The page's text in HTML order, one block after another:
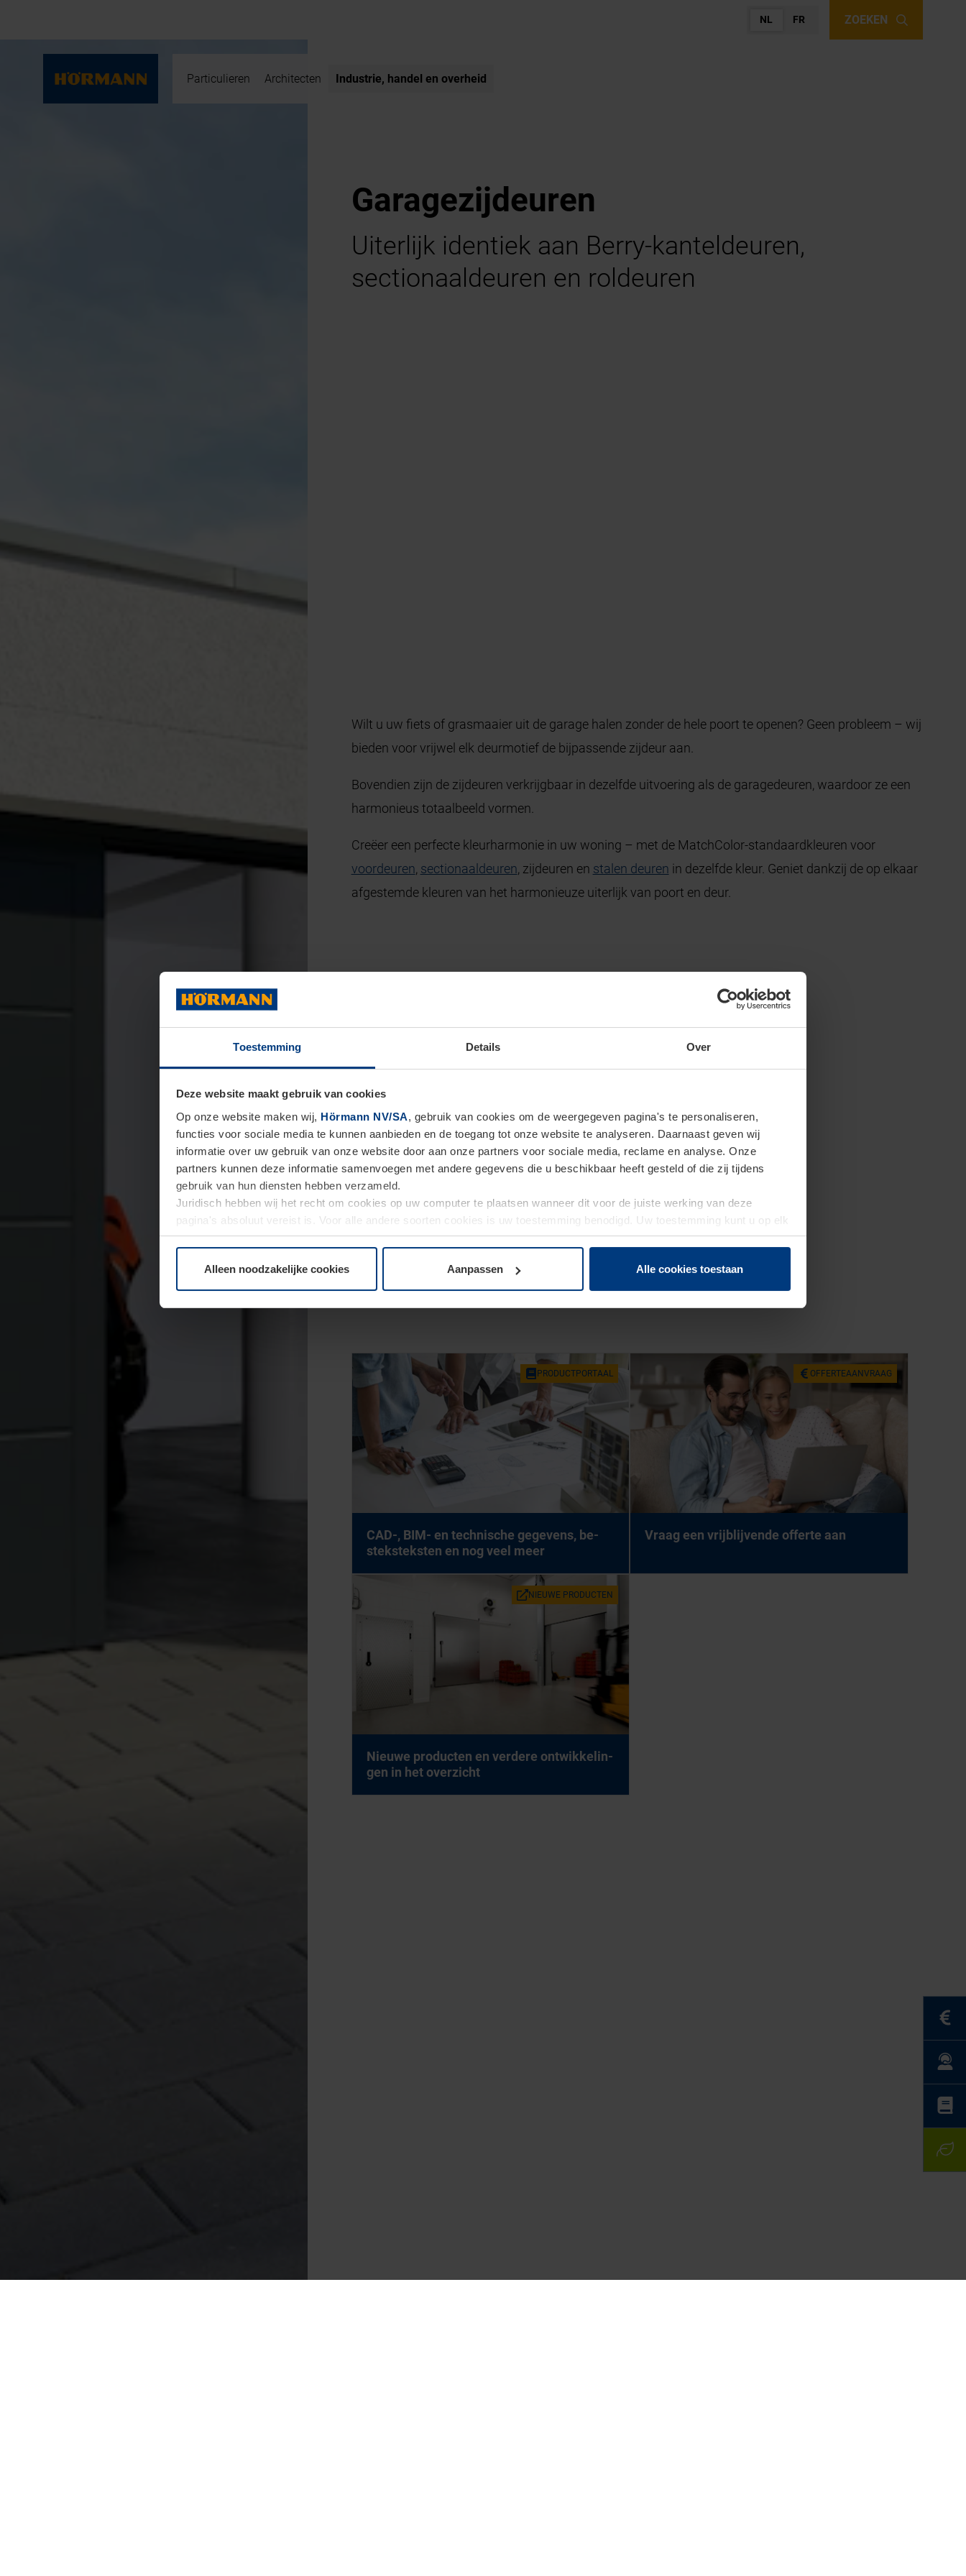
Toestemming Details Over
Deze website maakt gebruik van cookies
Op onze website maken wij, Hörmann NV/SA, gebruik van cookies om de weergegeven pagina's te personaliseren,
functies voor sociale media te kunnen aanbieden en de toegang tot onze website te analyseren. Daarnaast geven wij
informatie over uw gebruik van onze website door aan onze partners voor sociale media, reclame en analyse. Onze
partners kunnen deze informatie samenvoegen met andere gegevens die u beschikbaar heeft gesteld of die zij tijdens
gebruik van hun diensten hebben verzameld.
Juridisch hebben wij het recht om cookies op uw computer te plaatsen wanneer dit voor de juiste werking van deze
pagina's absoluut vereist is. Voor alle andere soorten cookies is uw toestemming benodigd. Uw toestemming kunt u op elk
moment bij de uitleg van de cookies op paginaPrivacyverklaringop onze website wijzigen of herroepen.
Alleen noodzakelijke cookies Aanpassen Alle cookies toestaan
NL FR ZOEKEN
Particulieren Architecten Industrie, handel en overheid
Garagezijdeuren
Uiterlijk identiek aan Berry-kanteldeuren,
sectionaaldeuren en roldeuren
Wilt u uw fiets of grasmaaier uit de garage halen zonder de hele poort te openen? Geen probleem – wij
bieden voor vrijwel elk deurmotief de bijpassende zijdeur aan.
Bovendien zijn de zijdeuren verkrijgbaar in dezelfde uitvoering als de garagedeuren, waardoor ze een
harmonieus totaalbeeld vormen.
Creëer een perfecte kleurharmonie in uw woning – met de MatchColor-standaardkleuren voor
voordeuren, sectionaaldeuren, zijdeuren en stalen deuren in dezelfde kleur. Geniet dankzij de op elkaar
afgestemde kleuren van het harmonieuze uiterlijk van poort en deur.
PRO­DUCT­POR­TAAL
CAD-, BIM- en tech­ni­sche ge­ge­vens, be­
stek­stek­sten en nog veel meer
OF­FER­TE­AAN­VRAAG
Vraag een vrij­blij­ven­de of­fer­te aan
NIEU­WE PRO­DUC­TEN
Nieu­we pro­duc­ten en ver­de­re ont­wik­ke­lin­
gen in het over­zicht